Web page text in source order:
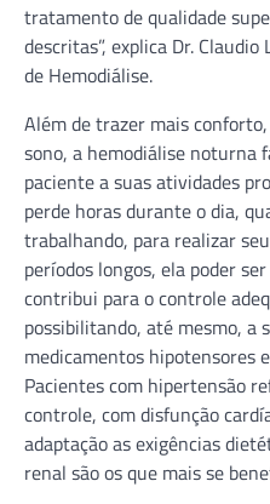
tratamento de qualidade
descritas”, explica Dr.
de Hemodiálise.
Além de trazer mais
sono, a hemodiálise noturna
paciente a suas atividades
perde horas durante o dia,
trabalhando, para realizar
períodos longos, ela poder
contribui para o controle
possibilitando, até mesmo, a
medicamentos hipotensores
Pacientes com hipertensão
controle, com disfunção
adaptação as exigências
renal são os que mais se